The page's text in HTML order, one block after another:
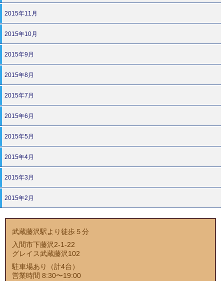
2015年11月
2015年10月
2015年9月
2015年8月
2015年7月
2015年6月
2015年5月
2015年4月
2015年3月
2015年2月
武蔵藤沢駅より徒歩５分
入間市下藤沢2-1-22
グレイス武蔵藤沢102
駐車場あり（計4台）
営業時間 8:30〜19:00